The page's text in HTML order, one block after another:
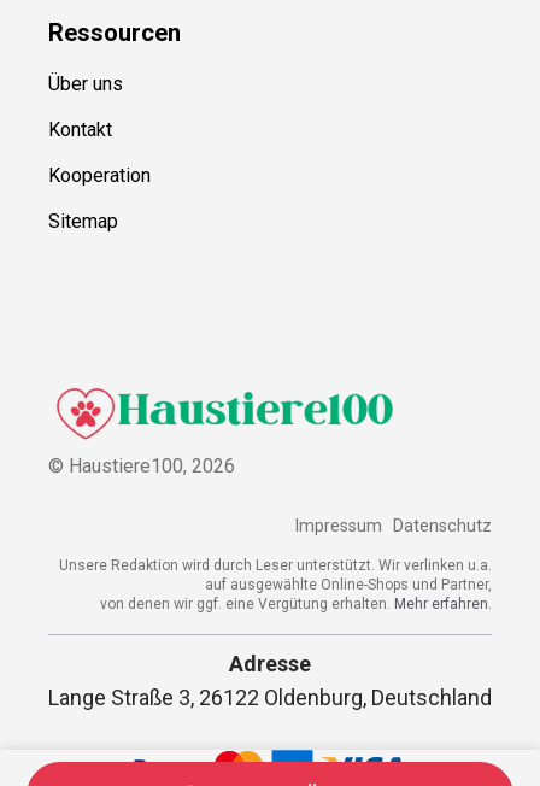
Ressourcen
Über uns
Kontakt
Kooperation
Sitemap
© Haustiere100, 2026
Impressum Datenschutz
Unsere Redaktion wird durch Leser unterstützt. Wir verlinken u.a.
auf ausgewählte Online-Shops und Partner,
von denen wir ggf. eine Vergütung erhalten. Mehr erfahren.
Adresse
Lange Straße 3, 26122 Oldenburg, Deutschland